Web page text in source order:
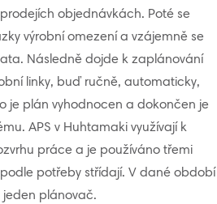
objednávkách. Poté se
výrobní omezení a vzájemně se
Následně dojde k zaplánování
linky, buď ručně, automaticky,
je plán vyhodnocen a dokončen je
APS v Huhtamaki využívají k
práce a je používáno třemi
potřeby střídají. V dané období
plánovač.